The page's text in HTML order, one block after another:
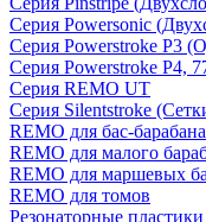
Серия Powersonic
Серия Powerstroke P3
Серия Powerstroke P4,
Серия REMO UT
Серия Silentstroke
REMO для бас-барабана
REMO для малого
REMO для маршевых
REMO для томов
Резонаторные